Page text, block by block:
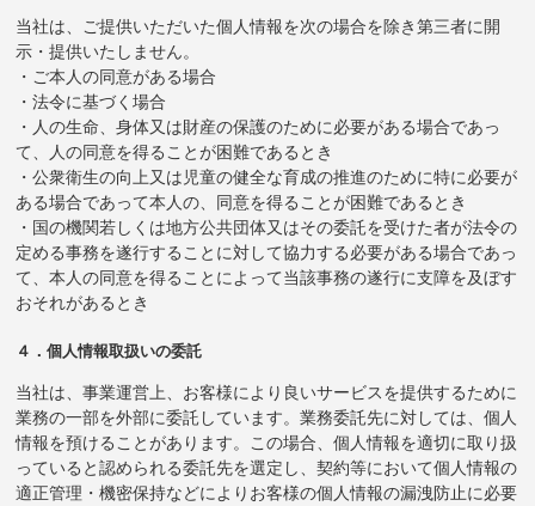
当社は、ご提供いただいた個人情報を次の場合を除き第三者に開
示・提供いたしません。
・ご本人の同意がある場合
・法令に基づく場合
・人の生命、身体又は財産の保護のために必要がある場合であっ
て、人の同意を得ることが困難であるとき
・公衆衛生の向上又は児童の健全な育成の推進のために特に必要が
ある場合であって本人の、同意を得ることが困難であるとき
・国の機関若しくは地方公共団体又はその委託を受けた者が法令の
定める事務を遂行することに対して協力する必要がある場合であっ
て、本人の同意を得ることによって当該事務の遂行に支障を及ぼす
おそれがあるとき
４．個人情報取扱いの委託
当社は、事業運営上、お客様により良いサービスを提供するために
業務の一部を外部に委託しています。業務委託先に対しては、個人
情報を預けることがあります。この場合、個人情報を適切に取り扱
っていると認められる委託先を選定し、契約等において個人情報の
適正管理・機密保持などによりお客様の個人情報の漏洩防止に必要